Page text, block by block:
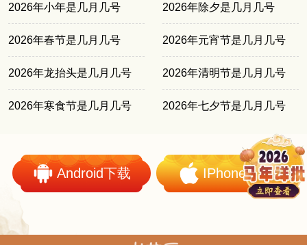
2026年小年是几月几号 2026年除夕是几月几号
2026年春节是几月几号 2026年元宵节是几月几号
2026年龙抬头是几月几号 2026年清明节是几月几号
2026年寒食节是几月几号 2026年七夕节是几月几号
Android下载 IPhone下载